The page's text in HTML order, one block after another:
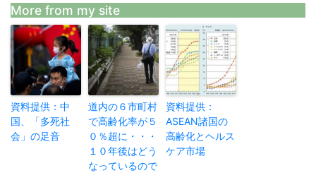
More from my site
資料提供：中
国、「多死社
会」の足音
道内の６市町村
で高齢化率が５
０％超に・・・
１０年後はどう
なっているので
資料提供：
ASEAN諸国の
高齢化とヘルス
ケア市場